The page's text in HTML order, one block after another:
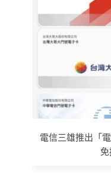
電信三雄推出「